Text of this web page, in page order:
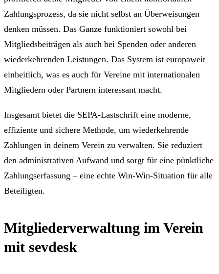
Zahlungsprozess, da sie nicht selbst an Überweisungen
denken müssen. Das Ganze funktioniert sowohl bei
Mitgliedsbeiträgen als auch bei Spenden oder anderen
wiederkehrenden Leistungen. Das System ist europaweit
einheitlich, was es auch für Vereine mit internationalen
Mitgliedern oder Partnern interessant macht.
Insgesamt bietet die SEPA-Lastschrift eine moderne,
effiziente und sichere Methode, um wiederkehrende
Zahlungen in deinem Verein zu verwalten. Sie reduziert
den administrativen Aufwand und sorgt für eine pünktliche
Zahlungserfassung – eine echte Win-Win-Situation für alle
Beteiligten.
Mitgliederverwaltung im Verein
mit sevdesk